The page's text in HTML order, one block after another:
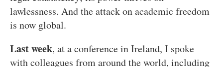
lawlessness. And the attack on academic freedom
is now global.
Last week, at a conference in Ireland, I spoke
with colleagues from around the world, including